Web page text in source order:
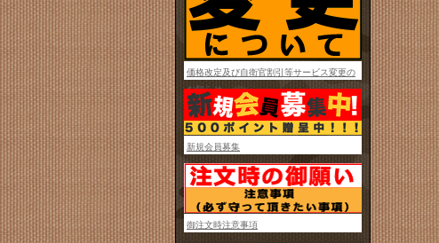
価格改定及び自衛官割引等サービス変更の
お知らせ
新規会員募集
御注文時注意事項